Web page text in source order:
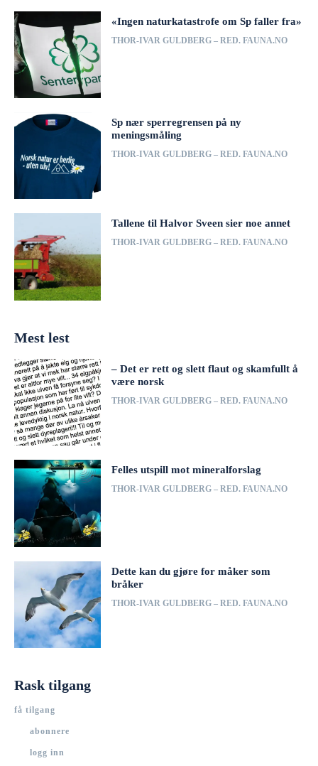
«Ingen naturkatastrofe om Sp faller fra»
THOR-IVAR GULDBERG – RED. FAUNA.NO
Sp nær sperregrensen på ny
meningsmåling
THOR-IVAR GULDBERG – RED. FAUNA.NO
Tallene til Halvor Sveen sier noe annet
THOR-IVAR GULDBERG – RED. FAUNA.NO
Mest lest
– Det er rett og slett flaut og skamfullt å
være norsk
THOR-IVAR GULDBERG – RED. FAUNA.NO
Felles utspill mot mineralforslag
THOR-IVAR GULDBERG – RED. FAUNA.NO
Dette kan du gjøre for måker som
bråker
THOR-IVAR GULDBERG – RED. FAUNA.NO
Rask tilgang
få tilgang
abonnere
logg inn